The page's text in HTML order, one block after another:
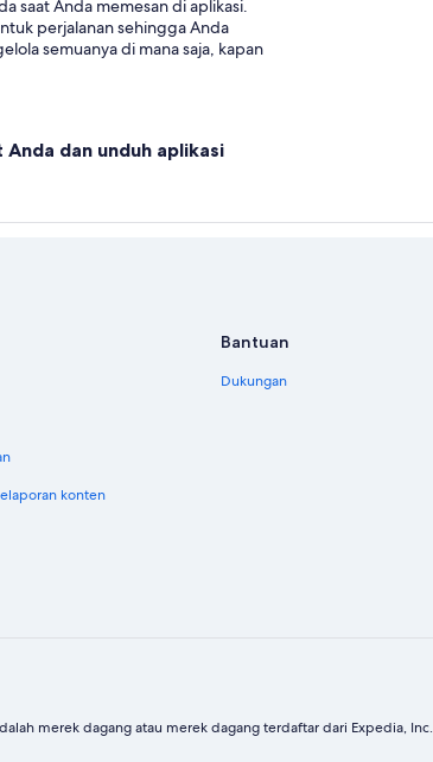
saat Anda memesan di aplikasi.
perjalanan sehingga Anda
semuanya di mana saja, kapan
dan unduh aplikasi
konten
Bantuan
Dukungan
merek dagang atau merek dagang terdaftar dari Expedia, Inc.